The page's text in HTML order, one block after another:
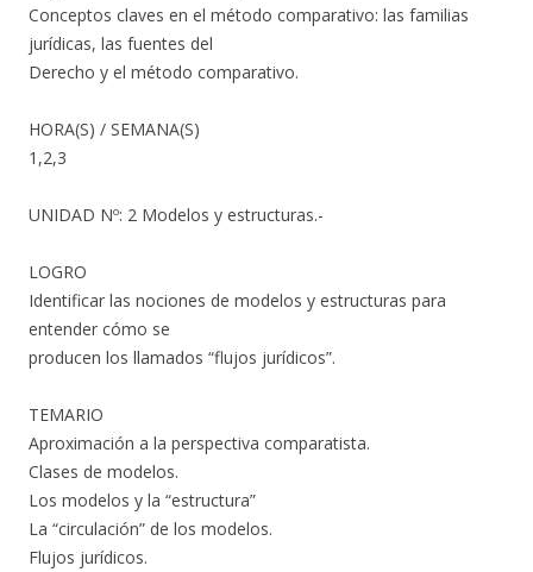
Conceptos claves en el método comparativo: las familias
jurídicas, las fuentes del
Derecho y el método comparativo.
HORA(S) / SEMANA(S)
1,2,3
UNIDAD Nº: 2 Modelos y estructuras.-
LOGRO
Identificar las nociones de modelos y estructuras para
entender cómo se
producen los llamados “flujos jurídicos”.
TEMARIO
Aproximación a la perspectiva comparatista.
Clases de modelos.
Los modelos y la “estructura”
La “circulación” de los modelos.
Flujos jurídicos.